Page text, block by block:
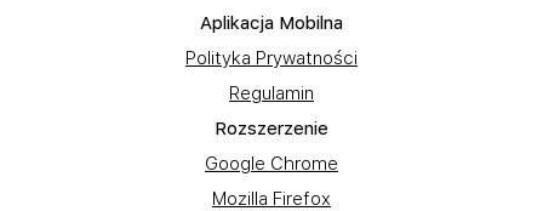
Aplikacja Mobilna
Polityka Prywatności
Regulamin
Rozszerzenie
Google Chrome
Mozilla Firefox